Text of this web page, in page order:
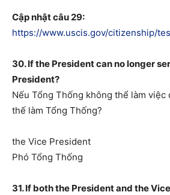
Cập nhật câu 29:
https://www.uscis.gov/citizenship/
30. If the President can no longer
President?
Nếu Tổng Thống không thể làm việc
thế làm Tổng Thống?
the Vice President
Phó Tổng Thống
31. If both the President and the